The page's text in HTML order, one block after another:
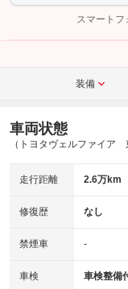
完了してくだ
スマート
装備
車両状態
（トヨタヴェルファイア
走行距離 2.6万km
修復歴 なし
禁煙車 -
車検 車検整備